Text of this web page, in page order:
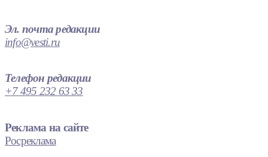
Эл. почта редакции
info@vesti.ru
Телефон редакции
+7 495 232 63 33
Реклама на сайте
Росреклама